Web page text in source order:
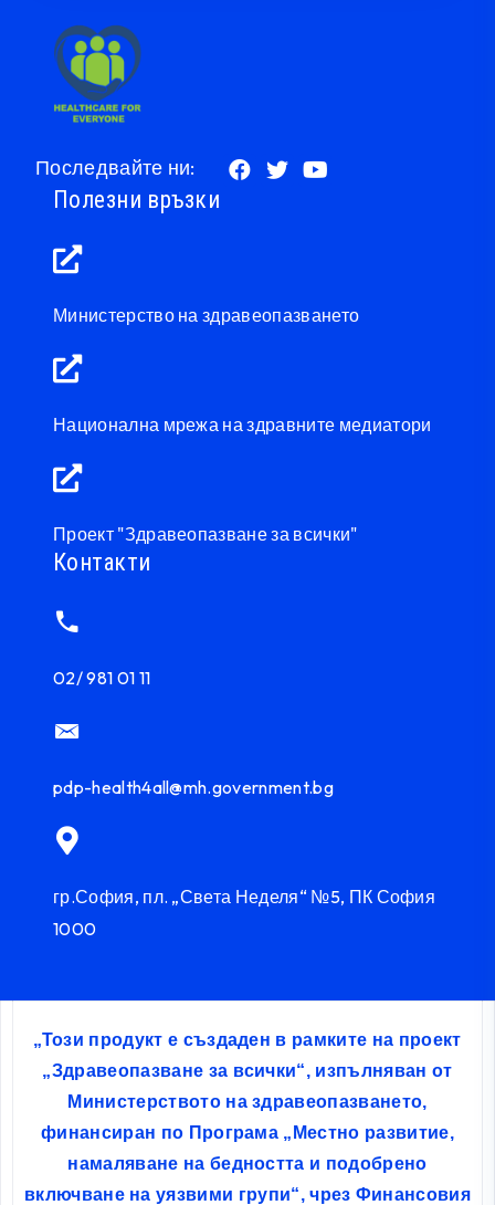
Последвайте ни:
Полезни връзки
Министерство на здравеопазването
Национална мрежа на здравните медиатори
Проект "Здравеопазване за всички"
Контакти
02/ 981 01 11
pdp-health4all@mh.government.bg
гр.София, пл. „Света Неделя“ №5, ПК София
1000
„Този продукт е създаден в рамките на проект
„Здравеопазване за всички“, изпълняван от
Министерството на здравеопазването,
финансиран по Програма „Местно развитие,
намаляване на бедността и подобрено
включване на уязвими групи“, чрез Финансовия